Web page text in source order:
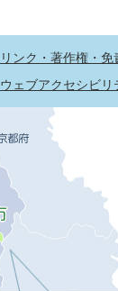
リンク・著作権・免
ウェブアクセシビリ